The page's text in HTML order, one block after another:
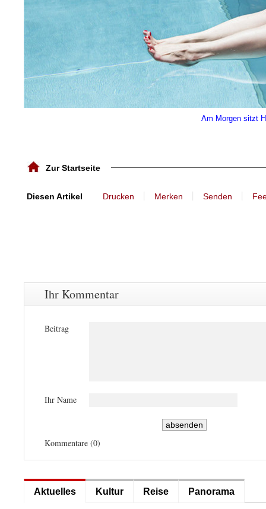
Am Morgen sitzt
Zur Startseite
Diesen Artikel Drucken Merken Senden
Ihr Kommentar
Beitrag
Ihr Name
Kommentare (0)